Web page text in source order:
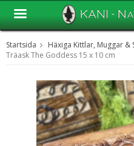
Produkten har
Startsida
Häxiga Kittlar, Muggar &
Träask The Goddess 15 x 10 cm